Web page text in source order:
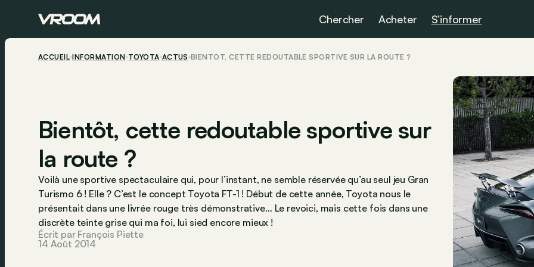
Chercher Acheter S’informer
ACCUEIL INFORMATION TOYOTA ACTUS BIENTÔT, CETTE REDOUTABLE SPORTIVE SUR LA ROUTE ?
Bientôt, cette redoutable sportive sur
la route ?
Voilà une sportive spectaculaire qui, pour l’instant, ne semble réservée qu’au seul jeu Gran
Turismo 6 ! Elle ? C’est le concept Toyota FT-1 ! Début de cette année, Toyota nous le
présentait dans une livrée rouge très démonstrative… Le revoici, mais cette fois dans une
discrète teinte grise qui ma foi, lui sied encore mieux !
Écrit par François Piette
14 Août 2014